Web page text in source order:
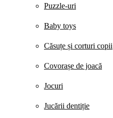
Puzzle-uri
Baby toys
Căsuțe și corturi copii
Covorașe de joacă
Jocuri
Jucării dentiție